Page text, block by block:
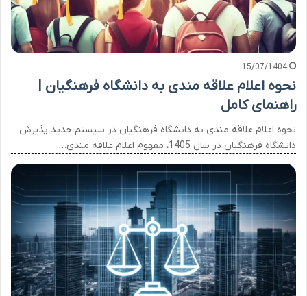
15/07/1404
نحوه اعلام علاقه مندی به دانشگاه فرهنگیان |
راهنمای کامل
نحوه اعلام علاقه مندی به دانشگاه فرهنگیان در سیستم جدید پذیرش
دانشگاه فرهنگیان در سال 1405، مفهوم اعلام علاقه مندی…